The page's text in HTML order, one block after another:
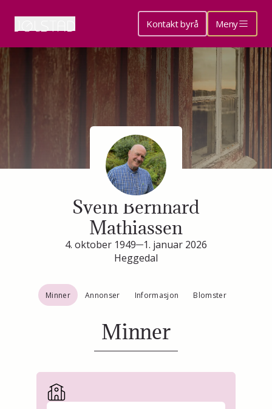
Kontakt byrå Meny
Minneside for
Svein Bernhard
Mathiassen
4. oktober 1949
1. januar 2026
Heggedal
Minner Annonser Informasjon Blomster
Minner